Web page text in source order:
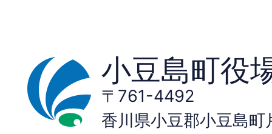
小豆島町役
〒761-4492
香川県小豆郡小豆島